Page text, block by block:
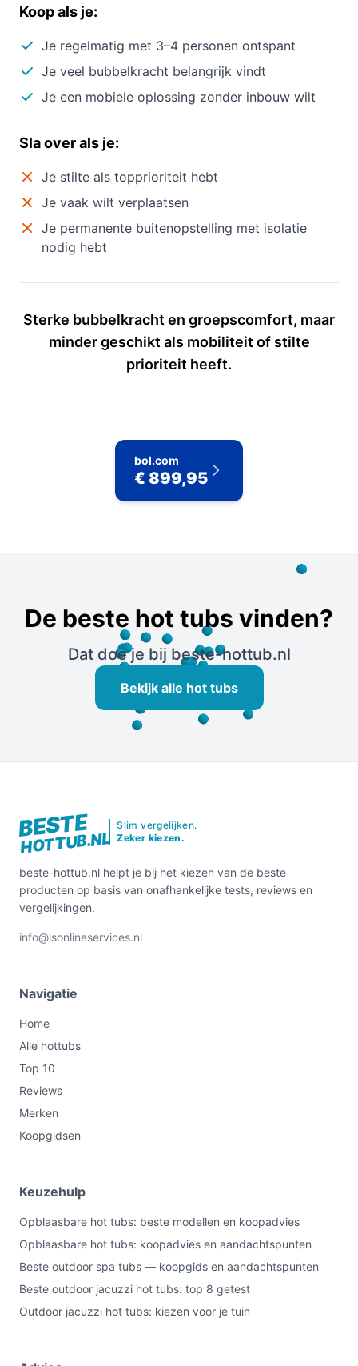
Koop als je:
Je regelmatig met 3–4 personen ontspant
Je veel bubbelkracht belangrijk vindt
Je een mobiele oplossing zonder inbouw wilt
Sla over als je:
Je stilte als topprioriteit hebt
Je vaak wilt verplaatsen
Je permanente buitenopstelling met isolatie
nodig hebt
Sterke bubbelkracht en groepscomfort, maar
minder geschikt als mobiliteit of stilte
prioriteit heeft.
bol.com
€ 899,95
De beste hot tubs vinden?
Dat doe je bij beste-hottub.nl
Bekijk alle hot tubs
BESTE
HOTTUB.NL
Slim vergelijken.
Zeker kiezen.
beste-hottub.nl helpt je bij het kiezen van de beste
producten op basis van onafhankelijke tests, reviews en
vergelijkingen.
info@lsonlineservices.nl
Navigatie
Home
Alle hottubs
Top 10
Reviews
Merken
Koopgidsen
Keuzehulp
Opblaasbare hot tubs: beste modellen en koopadvies
Opblaasbare hot tubs: koopadvies en aandachtspunten
Beste outdoor spa tubs — koopgids en aandachtspunten
Beste outdoor jacuzzi hot tubs: top 8 getest
Outdoor jacuzzi hot tubs: kiezen voor je tuin